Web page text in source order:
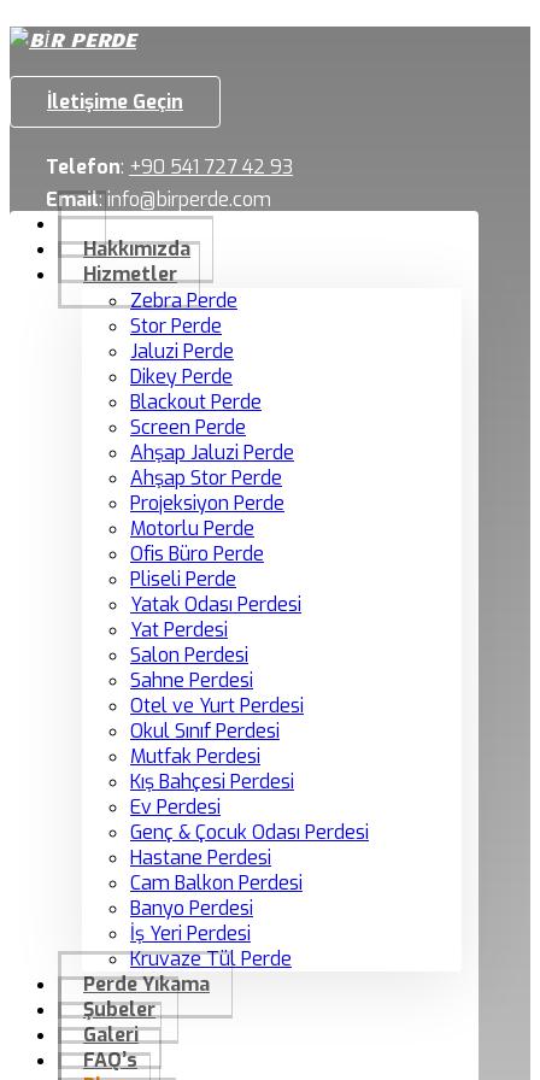
İletişime Geçin
Telefon: +90 541 727 42 93
Email:info@birperde.com
Hakkımızda
Hizmetler
Zebra Perde
Stor Perde
Jaluzi Perde
Dikey Perde
Blackout Perde
Screen Perde
Ahşap Jaluzi Perde
Ahşap Stor Perde
Projeksiyon Perde
Motorlu Perde
Ofis Büro Perde
Pliseli Perde
Yatak Odası Perdesi
Yat Perdesi
Salon Perdesi
Sahne Perdesi
Otel ve Yurt Perdesi
Okul Sınıf Perdesi
Mutfak Perdesi
Kış Bahçesi Perdesi
Ev Perdesi
Genç & Çocuk Odası Perdesi
Hastane Perdesi
Cam Balkon Perdesi
Banyo Perdesi
İş Yeri Perdesi
Kruvaze Tül Perde
Perde Yıkama
Şubeler
Galeri
FAQ’s